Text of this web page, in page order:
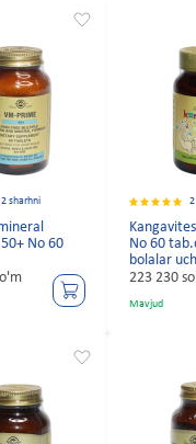
2 sharhni
No 60
No 60
bolalar
223 230
Mavjud